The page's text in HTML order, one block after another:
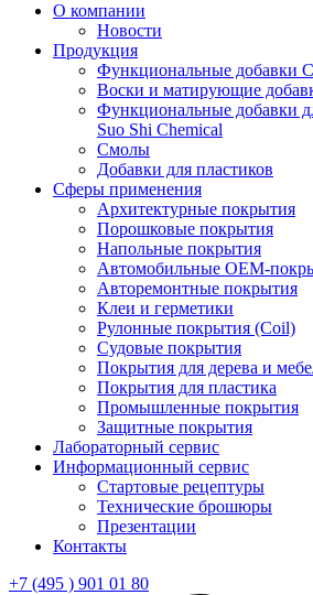
О компании
Новости
Продукция
Функциональные добавки
Воски и матирующие
Функциональные добавки
Suo Shi Chemical
Смолы
Добавки для пластиков
Сферы применения
Архитектурные покрытия
Порошковые покрытия
Напольные покрытия
Автомобильные ОЕМ-
Авторемонтные покрытия
Клеи и герметики
Рулонные покрытия (Coil)
Судовые покрытия
Покрытия для дерева и
Покрытия для пластика
Промышленные покрытия
Защитные покрытия
Лабораторный сервис
Информационный сервис
Стартовые рецептуры
Технические брошюры
Презентации
Контакты
+7 (495 ) 901 01 80